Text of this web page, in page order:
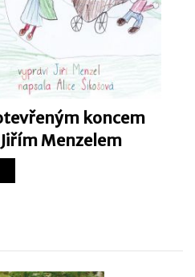
koncem
Menzelem